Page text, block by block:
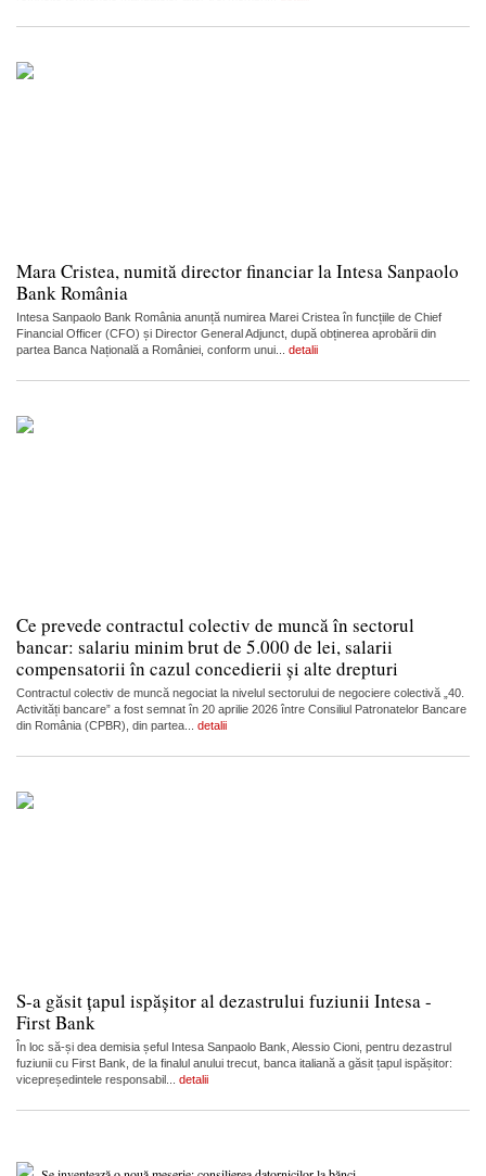
Mara Cristea, numită director financiar la Intesa Sanpaolo
Bank România
Intesa Sanpaolo Bank România anunță numirea Marei Cristea în funcțiile de Chief
Financial Officer (CFO) și Director General Adjunct, după obținerea aprobării din
partea Banca Națională a României, conform unui... detalii
Ce prevede contractul colectiv de muncă în sectorul
bancar: salariu minim brut de 5.000 de lei, salarii
compensatorii în cazul concedierii și alte drepturi
Contractul colectiv de muncă negociat la nivelul sectorului de negociere colectivă „40.
Activități bancare” a fost semnat în 20 aprilie 2026 între Consiliul Patronatelor Bancare
din România (CPBR), din partea... detalii
S-a găsit țapul ispășitor al dezastrului fuziunii Intesa -
First Bank
În loc să-și dea demisia șeful Intesa Sanpaolo Bank, Alessio Cioni, pentru dezastrul
fuziunii cu First Bank, de la finalul anului trecut, banca italiană a găsit țapul ispășitor:
vicepreședintele responsabil... detalii